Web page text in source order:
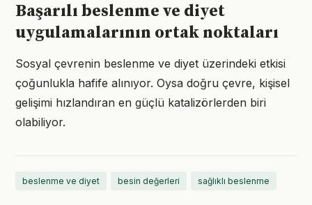
Başarılı beslenme ve diyet
uygulamalarının ortak noktaları
Sosyal çevrenin beslenme ve diyet üzerindeki etkisi
çoğunlukla hafife alınıyor. Oysa doğru çevre, kişisel
gelişimi hızlandıran en güçlü katalizörlerden biri
olabiliyor.
beslenme ve diyet besin değerleri sağlıklı beslenme